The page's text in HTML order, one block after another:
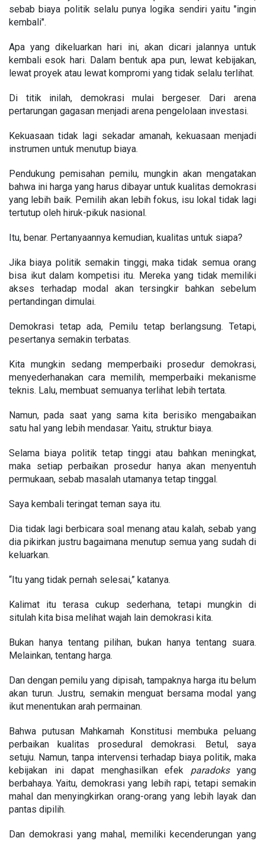
sebab biaya politik selalu punya logika sendiri yaitu "ingin
kembali".
Apa yang dikeluarkan hari ini, akan dicari jalannya untuk
kembali esok hari. Dalam bentuk apa pun, lewat kebijakan,
lewat proyek atau lewat kompromi yang tidak selalu terlihat.
Di titik inilah, demokrasi mulai bergeser. Dari arena
pertarungan gagasan menjadi arena pengelolaan investasi.
Kekuasaan tidak lagi sekadar amanah, kekuasaan menjadi
instrumen untuk menutup biaya.
Pendukung pemisahan pemilu, mungkin akan mengatakan
bahwa ini harga yang harus dibayar untuk kualitas demokrasi
yang lebih baik. Pemilih akan lebih fokus, isu lokal tidak lagi
tertutup oleh hiruk-pikuk nasional.
Itu, benar. Pertanyaannya kemudian, kualitas untuk siapa?
Jika biaya politik semakin tinggi, maka tidak semua orang
bisa ikut dalam kompetisi itu. Mereka yang tidak memiliki
akses terhadap modal akan tersingkir bahkan sebelum
pertandingan dimulai.
Demokrasi tetap ada, Pemilu tetap berlangsung. Tetapi,
pesertanya semakin terbatas.
Kita mungkin sedang memperbaiki prosedur demokrasi,
menyederhanakan cara memilih, memperbaiki mekanisme
teknis. Lalu, membuat semuanya terlihat lebih tertata.
Namun, pada saat yang sama kita berisiko mengabaikan
satu hal yang lebih mendasar. Yaitu, struktur biaya.
Selama biaya politik tetap tinggi atau bahkan meningkat,
maka setiap perbaikan prosedur hanya akan menyentuh
permukaan, sebab masalah utamanya tetap tinggal.
Saya kembali teringat teman saya itu.
Dia tidak lagi berbicara soal menang atau kalah, sebab yang
dia pikirkan justru bagaimana menutup semua yang sudah di
keluarkan.
“Itu yang tidak pernah selesai,” katanya.
Kalimat itu terasa cukup sederhana, tetapi mungkin di
situlah kita bisa melihat wajah lain demokrasi kita.
Bukan hanya tentang pilihan, bukan hanya tentang suara.
Melainkan, tentang harga.
Dan dengan pemilu yang dipisah, tampaknya harga itu belum
akan turun. Justru, semakin menguat bersama modal yang
ikut menentukan arah permainan.
Bahwa putusan Mahkamah Konstitusi membuka peluang
perbaikan kualitas prosedural demokrasi. Betul, saya
setuju. Namun, tanpa intervensi terhadap biaya politik, maka
kebijakan ini dapat menghasilkan efek paradoksyang
berbahaya. Yaitu, demokrasi yang lebih rapi, tetapi semakin
mahal dan menyingkirkan orang-orang yang lebih layak dan
pantas dipilih.
Dan demokrasi yang mahal, memiliki kecenderungan yang